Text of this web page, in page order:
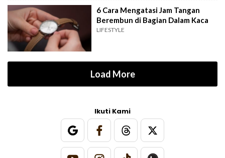
6 Cara Mengatasi Jam Tangan
Berembun di Bagian Dalam Kaca
LIFESTYLE
Load More
Ikuti Kami